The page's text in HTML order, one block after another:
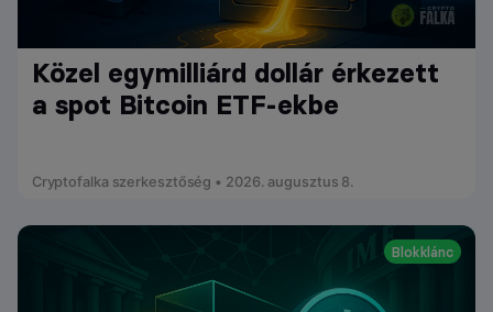
Közel egymilliárd dollár érkezett
a spot Bitcoin ETF-ekbe
Cryptofalka szerkesztőség • 2026. augusztus 8.
Blokklánc